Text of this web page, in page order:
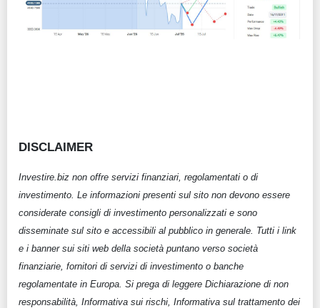
DISCLAIMER
Investire.biz non offre servizi finanziari, regolamentati o di
investimento. Le informazioni presenti sul sito non devono essere
considerate consigli di investimento personalizzati e sono
disseminate sul sito e accessibili al pubblico in generale. Tutti i link
e i banner sui siti web della società puntano verso società
finanziarie, fornitori di servizi di investimento o banche
regolamentate in Europa. Si prega di leggere Dichiarazione di non
responsabilità, Informativa sui rischi, Informativa sul trattamento dei